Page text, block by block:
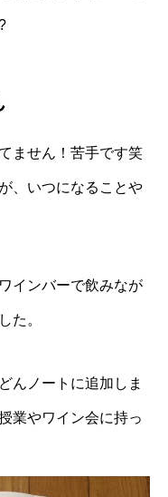
ません！苦手です笑
、いつになることや
インバーで飲みなが
た。
んノートに追加しま
業やワイン会に持っ